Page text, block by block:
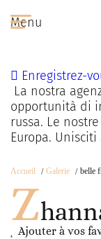
Menu
Enregistrez-
La nostra
opportunità di
russa. Le
Europa. Unisciti
Accueil Galerie belle
Z
Ajouter à vos